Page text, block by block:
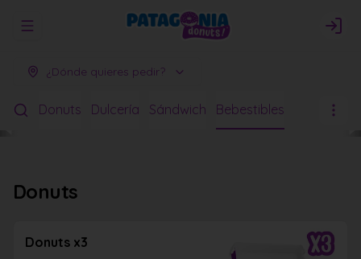
Abrir menu de navegación Login
¿Dónde quieres pedir?
Donuts Dulcería Sándwich Bebestibles
Donuts
Donuts x3